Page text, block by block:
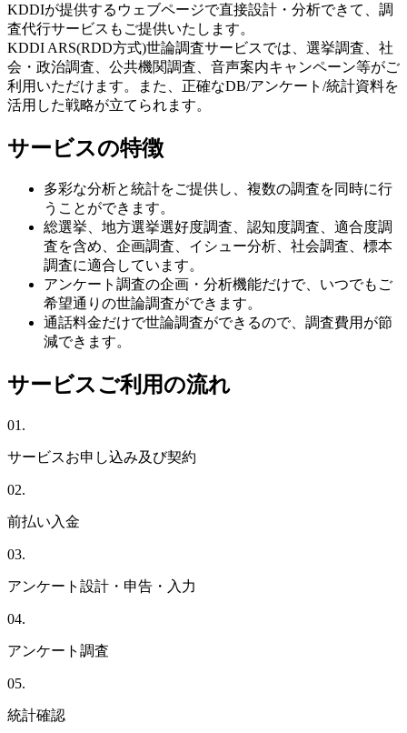
KDDIが提供するウェブページで直接設計・分析できて、調
査代行サービスもご提供いたします。
KDDI ARS(RDD方式)世論調査サービスでは、選挙調査、社
会・政治調査、公共機関調査、音声案内キャンペーン等がご
利用いただけます。また、正確なDB/アンケート/統計資料を
活用した戦略が立てられます。
サービスの特徴
多彩な分析と統計をご提供し、複数の調査を同時に行
うことができます。
総選挙、地方選挙選好度調査、認知度調査、適合度調
査を含め、企画調査、イシュー分析、社会調査、標本
調査に適合しています。
アンケート調査の企画・分析機能だけで、いつでもご
希望通りの世論調査ができます。
通話料金だけで世論調査ができるので、調査費用が節
減できます。
サービスご利用の流れ
01.
サービスお申し込み及び契約
02.
前払い入金
03.
アンケート設計・申告・入力
04.
アンケート調査
05.
統計確認